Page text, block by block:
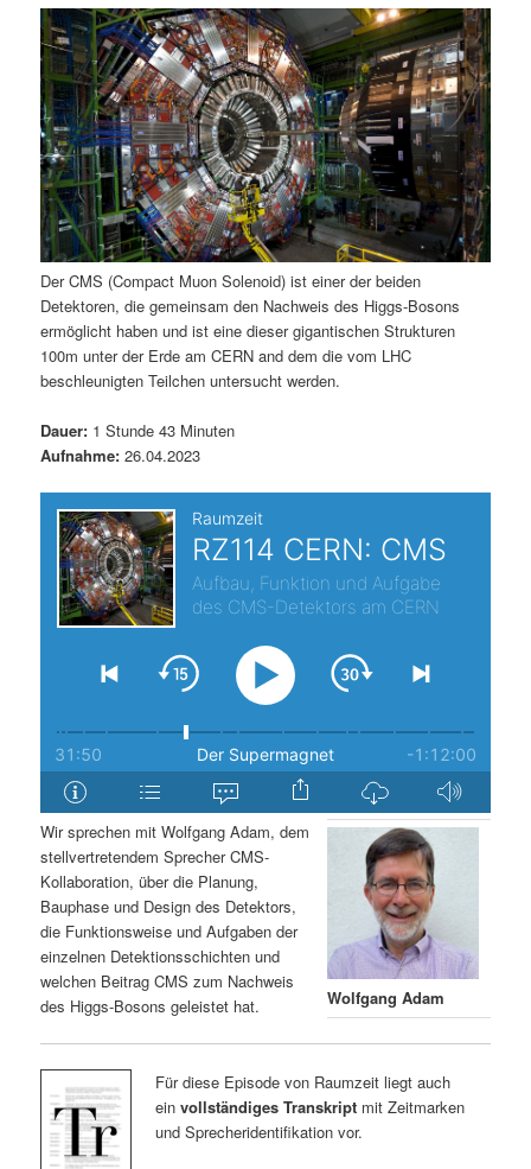
ä
r
e
n
I
n
h
l
t
s
p
n
g
e
n
n
d
ä
r
e
n
I
h
a
l
t
r
i
n
g
e
n
a
v
i
g
a
t
i
o
n
Der CMS (Compact Muon Solenoid) ist einer der beiden
Detektoren, die gemeinsam den Nachweis des Higgs-Bosons
ermöglicht haben und ist eine dieser gigantischen Strukturen
100m unter der Erde am CERN and dem die vom LHC
beschleunigten Teilchen untersucht werden.
Dauer: 1 Stunde 43 Minuten
Aufnahme: 26.04.2023
Wolfgang Adam
Wir sprechen mit Wolfgang Adam, dem
stellvertretendem Sprecher CMS-
Kollaboration, über die Planung,
Bauphase und Design des Detektors,
die Funktionsweise und Aufgaben der
einzelnen Detektionsschichten und
welchen Beitrag CMS zum Nachweis
des Higgs-Bosons geleistet hat.
Für diese Episode von Raumzeit liegt auch
ein vollständiges Transkriptmit Zeitmarken
und Sprecheridentifikation vor.